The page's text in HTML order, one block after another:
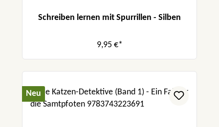
Schreiben lernen mit Spurrillen - Silben
9,95 €*
Neu